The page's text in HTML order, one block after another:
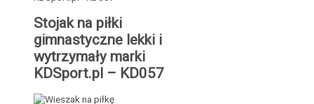
Stojak na piłki
gimnastyczne lekki i
wytrzymały marki
KDSport.pl – KD057